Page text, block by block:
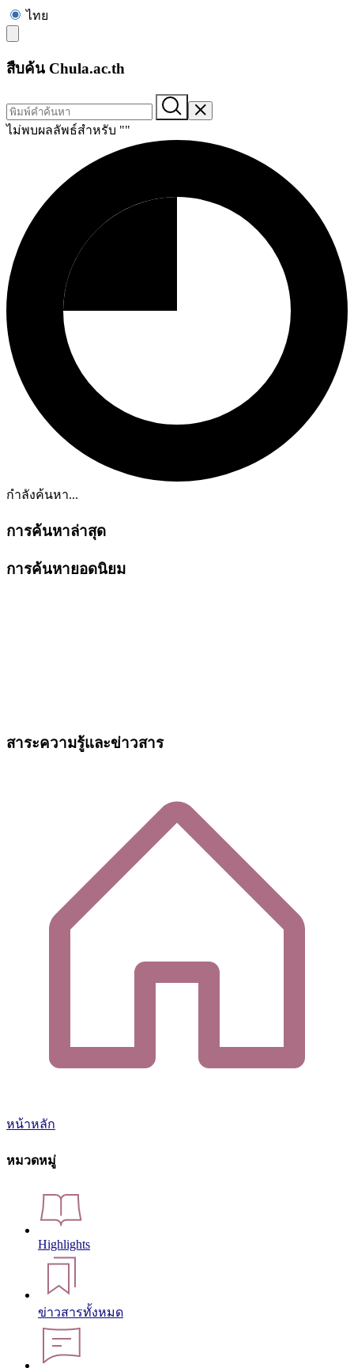
ไทย
สืบค้น Chula.ac.th
ไม่พบผลลัพธ์สำหรับ ""
กำลังค้นหา...
การค้นหาล่าสุด
การค้นหายอดนิยม
สาระความรู้และข่าวสาร
หน้าหลัก
หมวดหมู่
Highlights
ข่าวสารทั้งหมด